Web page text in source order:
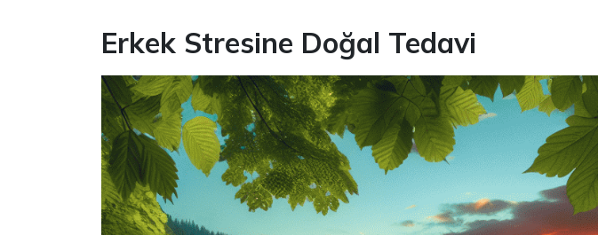
Erkek Stresine Doğal Tedavi